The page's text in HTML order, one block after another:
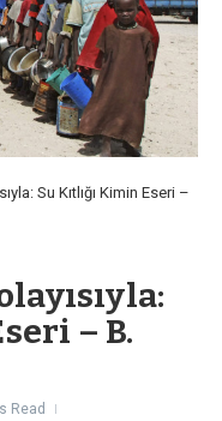
Su Kıtlığı Kimin Eseri –
– B.
Read